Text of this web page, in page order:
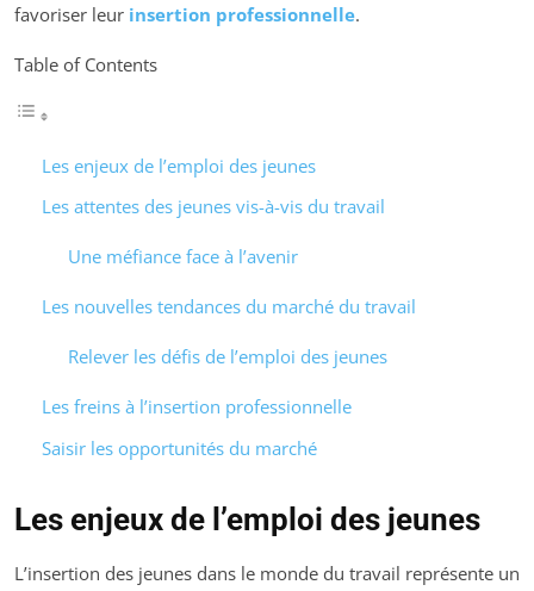
favoriser leur insertion professionnelle.
Table of Contents
Les enjeux de l’emploi des jeunes
Les attentes des jeunes vis-à-vis du travail
Une méfiance face à l’avenir
Les nouvelles tendances du marché du travail
Relever les défis de l’emploi des jeunes
Les freins à l’insertion professionnelle
Saisir les opportunités du marché
Les enjeux de l’emploi des jeunes
L’insertion des jeunes dans le monde du travail représente un